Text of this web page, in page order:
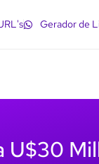
Gerador de
U$30